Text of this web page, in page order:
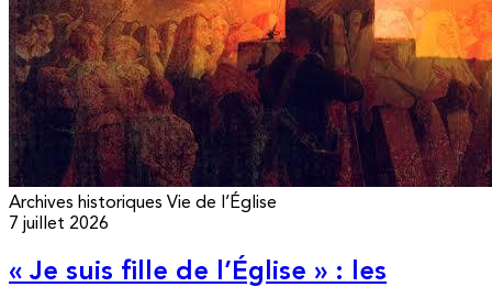
Archives historiques Vie de l’Église
7 juillet 2026
« Je suis fille de l’Église » : les